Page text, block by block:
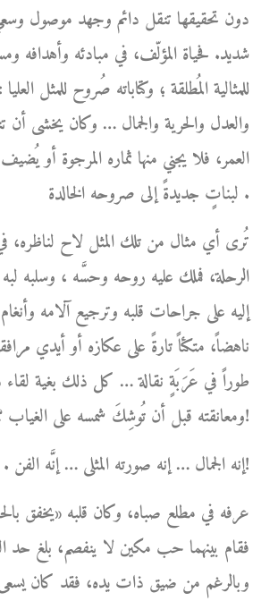
دون تحقيقها تنقل دائم وجهد موصول
شديد. فحياة المؤلّف، في مبادئه وأهدافه
للمثالية المُطلقة ؛ وكتاباته صُروح للمثل
والعدل والحرية والجمال … وكان يخشى أن
العمر، فلا يجني منها ثماره المرجوة أو
لبناتٍ جديدةً إلى صروحه الخالدة .
تُرى أي مثال من تلك المثل لاح لناظره،
الرحلة، فملك عليه روحه وحسَّه ، وسلبه
إليه على جراحات قلبه وترجيع آلامه وأنغام
ناهضاً، متكئاً تارةً على عكازه أو أيدي
طوراً في عَرَبَةٍ نقالة … كل ذلك بغية لقاء
ومعانقته قبل أن تُوشِكَ شمسه على الغياب ؟!
إنه الجمال … إنه صورته المثلى … إنَّه الفن . . . الفن لا غير!
عرفه في مطلع صباه، وكان قلبه «يخفق
فقام بينهما حب مكين لا ينفصم، بلغ حد
وبالرغم من ضيق ذات يده، فقد كان